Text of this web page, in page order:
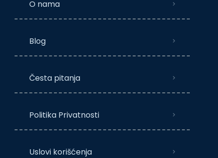
O nama
Blog
Česta pitanja
Politika Privatnosti
Uslovi korišćenja